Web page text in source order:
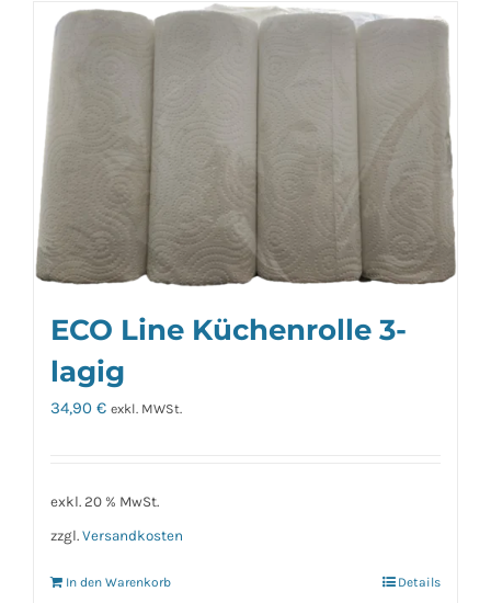
ECO Line Küchenrolle 3-
lagig
34,90 € exkl. MWSt.
exkl. 20 % MwSt.
zzgl. Versandkosten
In den Warenkorb Details